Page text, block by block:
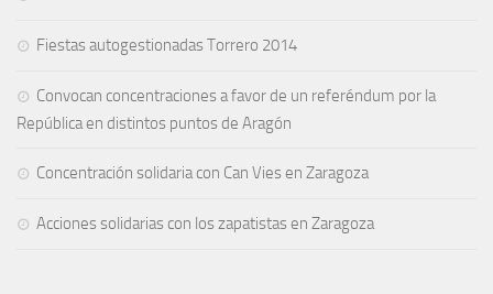
Fiestas autogestionadas Torrero 2014
Convocan concentraciones a favor de un referéndum por la
República en distintos puntos de Aragón
Concentración solidaria con Can Vies en Zaragoza
Acciones solidarias con los zapatistas en Zaragoza